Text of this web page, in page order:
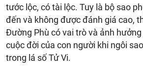
tước lộc, có tài lộc. Tuy là bộ sao
đến và không được đánh giá cao,
Đường Phù có vai trò và ảnh
cuộc đời của con người khi ngôi
trong lá số Tử Vi.